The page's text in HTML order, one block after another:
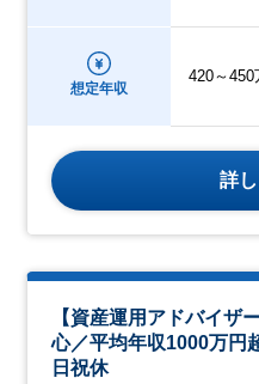
想定年収
420～450
詳
【資産運用アドバイ
心／平均年収1000万円
日祝休